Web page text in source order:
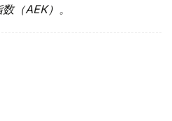
（АЕК）。